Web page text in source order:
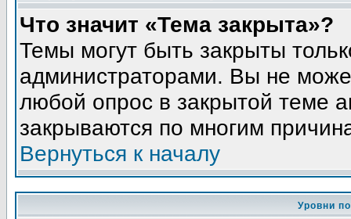
Что значит «Тема закрыта»?
Темы могут быть закрыты
администраторами. Вы не
любой опрос в закрытой теме
закрываются по многим
Вернуться к началу
Уровни